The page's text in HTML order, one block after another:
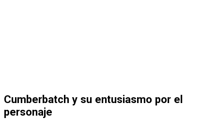
Cumberbatch y su entusiasmo por el
personaje